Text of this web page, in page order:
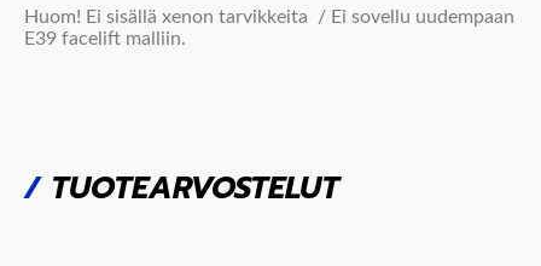
Huom! Ei sisällä xenon tarvikkeita / Ei sovellu uudempaan
E39 facelift malliin.
/TUOTEARVOSTELUT